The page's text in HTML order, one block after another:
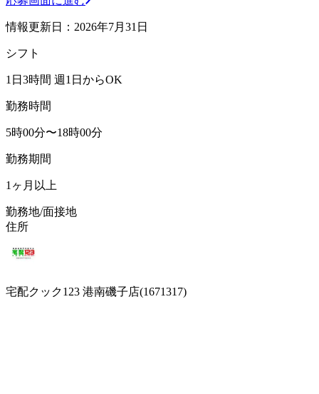
情報更新日：2026年7月31日
シフト
1日3時間 週1日からOK
勤務時間
5時00分〜18時00分
勤務期間
1ヶ月以上
勤務地/面接地
住所
宅配クック123 港南磯子店(1671317)